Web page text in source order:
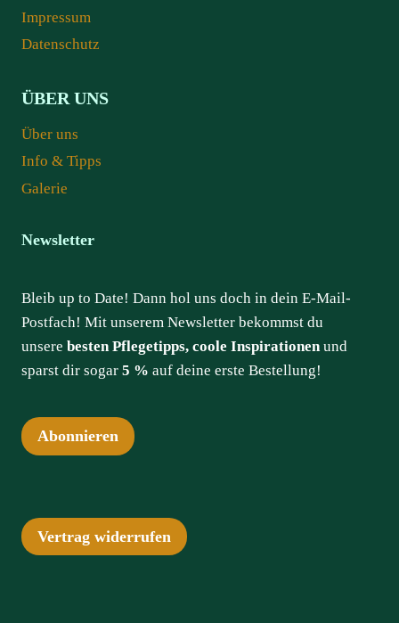
Impressum
Datenschutz
ÜBER UNS
Über uns
Info & Tipps
Galerie
Newsletter
Bleib up to Date! Dann hol uns doch in dein E-Mail-
Postfach! Mit unserem Newsletter bekommst du
unsere besten Pflegetipps, coole Inspirationenund
sparst dir sogar 5 % auf deine erste Bestellung!
Abonnieren
Vertrag widerrufen